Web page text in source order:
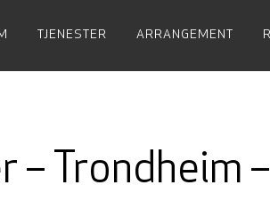
TJENESTER ARRANGEMENT
– Trondheim